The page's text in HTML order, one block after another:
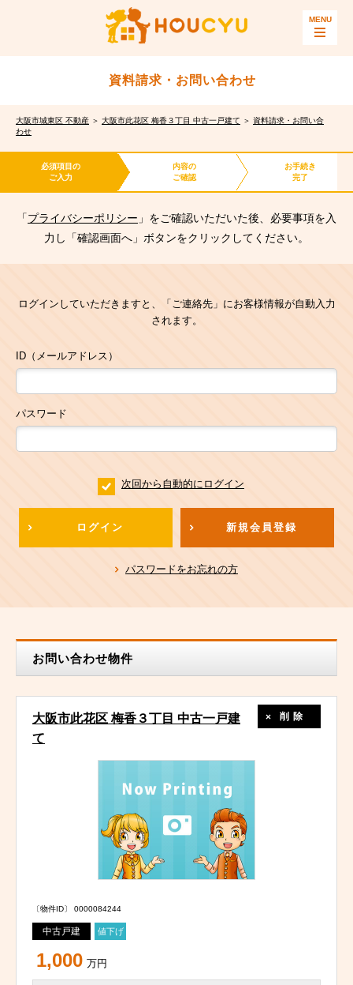
資料請求・お問い合わせ
大阪市城東区 不動産 ＞ 大阪市此花区 梅香３丁目 中古一戸建て ＞ 資料請求・お問い合
わせ
必須項目の
ご入力
内容の
ご確認
お手続き
完了
「プライバシーポリシー 」をご確認いただいた後、必要事項を入
力し「確認画面へ」ボタンをクリックしてください。
ログインしていただきますと、「ご連絡先」にお客様情報が自動入力
されます。
ID（メールアドレス）
パスワード
次回から自動的にログイン
ログイン 新規会員登録
パスワードをお忘れの方
お問い合わせ物件
大阪市此花区 梅香３丁目 中古一戸建
て
削除
〔物件ID〕 0000084244
中古戸建 値下げ
1,000 万円